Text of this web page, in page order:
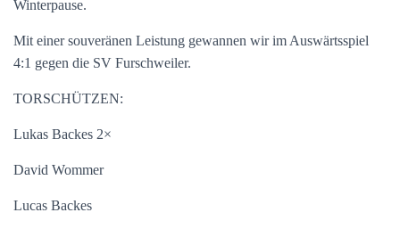
Winterpause.
Mit einer souveränen Leistung gewannen wir im Auswärtsspiel
4:1 gegen die SV Furschweiler.
TORSCHÜTZEN:
Lukas Backes 2×
David Wommer
Lucas Backes